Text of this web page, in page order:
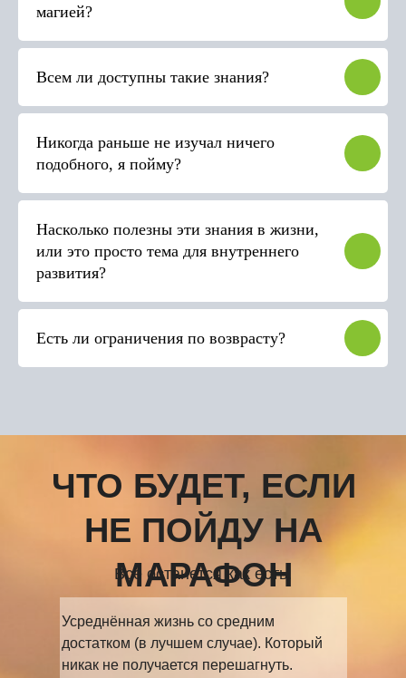
магией?
Всем ли доступны такие знания?
Никогда раньше не изучал ничего
подобного, я пойму?
Насколько полезны эти знания в жизни,
или это просто тема для внутреннего
развития?
Есть ли ограничения по возврасту?
Усреднённая жизнь со средним
достатком (в лучшем случае). Который
никак не получается перешагнуть.
ЧТО БУДЕТ, ЕСЛИ
НЕ ПОЙДУ НА
МАРАФОН
Всё останется как есть.